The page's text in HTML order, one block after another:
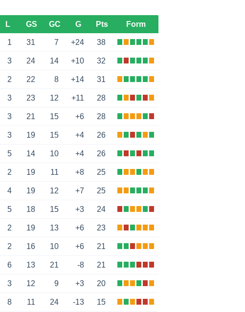
L GS GC G Pts Form
1 31 7 +24 38
3 24 14 +10 32
2 22 8 +14 31
3 23 12 +11 28
3 21 15 +6 28
3 19 15 +4 26
5 14 10 +4 26
2 19 11 +8 25
4 19 12 +7 25
5 18 15 +3 24
2 19 13 +6 23
2 16 10 +6 21
6 13 21 -8 21
3 12 9 +3 20
8 11 24 -13 15